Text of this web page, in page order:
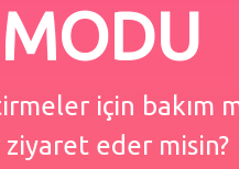
için bakım
eder misin?